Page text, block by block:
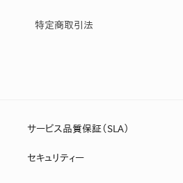
特定商取引法
サービス品質保証（SLA）
セキュリティー